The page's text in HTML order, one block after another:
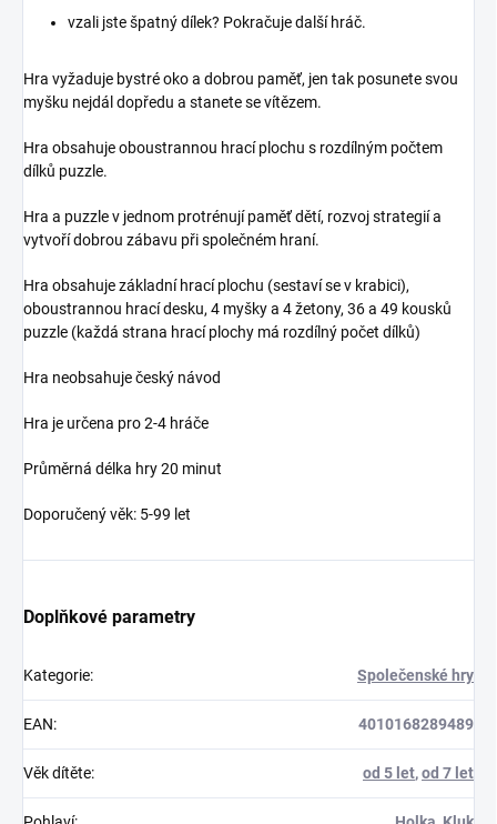
vzali jste špatný dílek? Pokračuje další hráč.
Hra vyžaduje bystré oko a dobrou paměť, jen tak posunete svou
myšku nejdál dopředu a stanete se vítězem.
Hra obsahuje oboustrannou hrací plochu s rozdílným počtem
dílků puzzle.
Hra a puzzle v jednom protrénují paměť dětí, rozvoj strategií a
vytvoří dobrou zábavu při společném hraní.
Hra obsahuje základní hrací plochu (sestaví se v krabici),
oboustrannou hrací desku, 4 myšky a 4 žetony, 36 a 49 kousků
puzzle (každá strana hrací plochy má rozdílný počet dílků)
Hra neobsahuje český návod
Hra je určena pro 2-4 hráče
Průměrná délka hry 20 minut
Doporučený věk: 5-99 let
Doplňkové parametry
Kategorie: Společenské hry
EAN: 4010168289489
Věk dítěte: od 5 let,od 7 let